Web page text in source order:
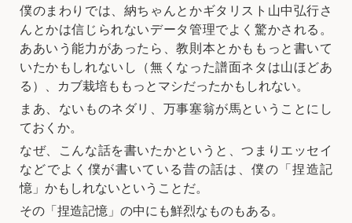
僕のまわりでは、納ちゃんとかギタリスト山中弘行さ
んとかは信じられないデータ管理でよく驚かされる。
ああいう能力があったら、教則本とかももっと書いて
いたかもしれないし（無くなった譜面ネタは山ほどあ
る）、カブ栽培ももっとマシだったかもしれない。
まあ、ないものネダリ、万事塞翁が馬ということにし
ておくか。
なぜ、こんな話を書いたかというと、つまりエッセイ
などでよく僕が書いている昔の話は、僕の「捏造記
憶」かもしれないということだ。
その「捏造記憶」の中にも鮮烈なものもある。